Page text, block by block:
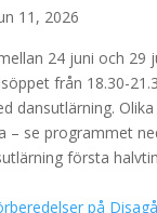
11, 2026
24 juni och 29
från 18.30-
dansutlärning.
– se programmet
första